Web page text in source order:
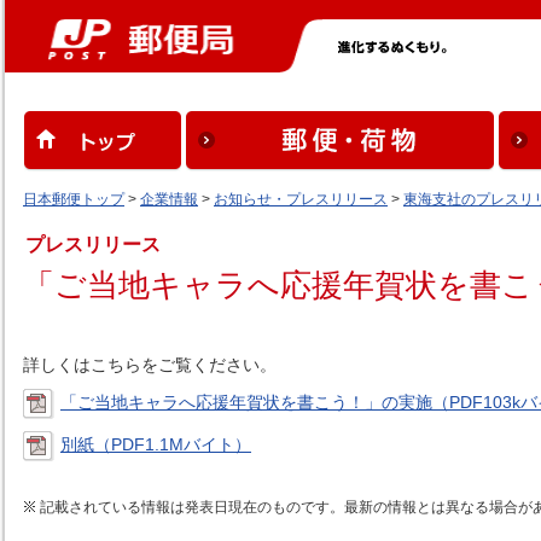
日本郵便トップ> 企業情報 > お知らせ・プレスリリース > 東海支社のプレスリ
プレスリリース
「ご当地キャラへ応援年賀状を書
詳しくはこちらをご覧ください。
「ご当地キャラへ応援年賀状を書こう！」の実施（PDF103k
別紙（PDF1.1Mバイト）
記載されている情報は発表日現在のものです。最新の情報とは異なる場合が